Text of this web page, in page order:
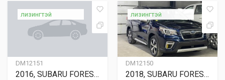
DM12151
лизингтэй
2016, SUBARU FORESTER
DM12150
лизингтэй
2018, SUBARU FORESTER